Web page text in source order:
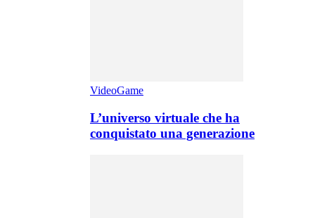
VideoGame
L’universo virtuale che ha
conquistato una generazione